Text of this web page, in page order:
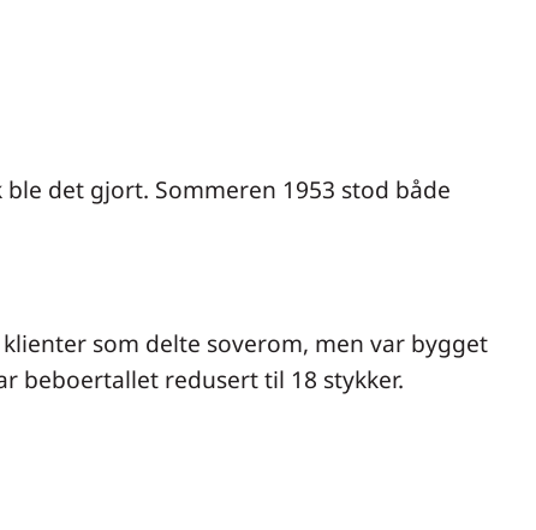
det gjort. Sommeren 1953 stod både
som delte soverom, men var bygget
beboertallet redusert til 18 stykker.